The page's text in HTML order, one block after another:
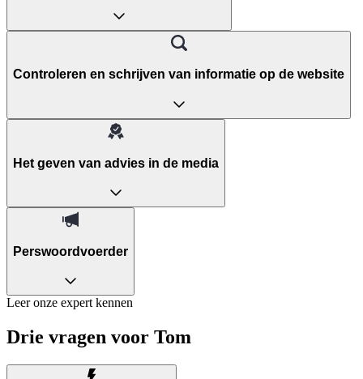
Controleren en schrijven van informatie op de website
Het geven van advies in de media
Perswoordvoerder
Leer onze expert kennen
Drie vragen voor Tom